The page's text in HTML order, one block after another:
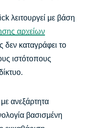
λειτουργεί με βάση
αρχείων
δεν καταγράφει το
ιστότοπους
ανεξάρτητα
βασισμένη